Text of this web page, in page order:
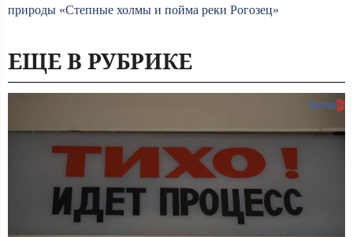
природы «Степные холмы и пойма реки Рогозец»
ЕЩЕ В РУБРИКЕ